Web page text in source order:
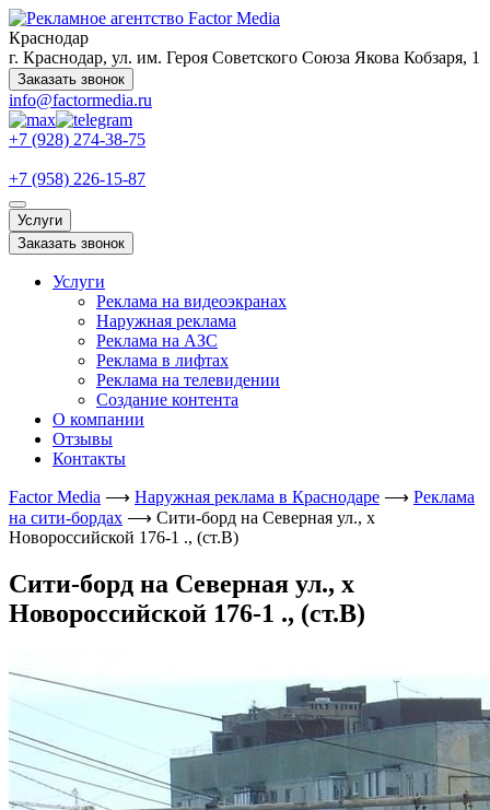
Краснодар
г. Краснодар, ул. им. Героя Советского Союза Якова Кобзаря, 1
Заказать звонок
info@factormedia.ru
+7 (928) 274-38-75
+7 (958) 226-15-87
Услуги
Заказать звонок
Услуги
Реклама на видеоэкранах
Наружная реклама
Реклама на АЗС
Реклама в лифтах
Реклама на телевидении
Создание контента
О компании
Отзывы
Контакты
Factor Media ⟶ Наружная реклама в Краснодаре ⟶ Реклама
на сити-бордах ⟶ Сити-борд на Северная ул., х
Новороссийской 176-1 ., (ст.В)
Сити-борд на Северная ул., х
Новороссийской 176-1 ., (ст.В)